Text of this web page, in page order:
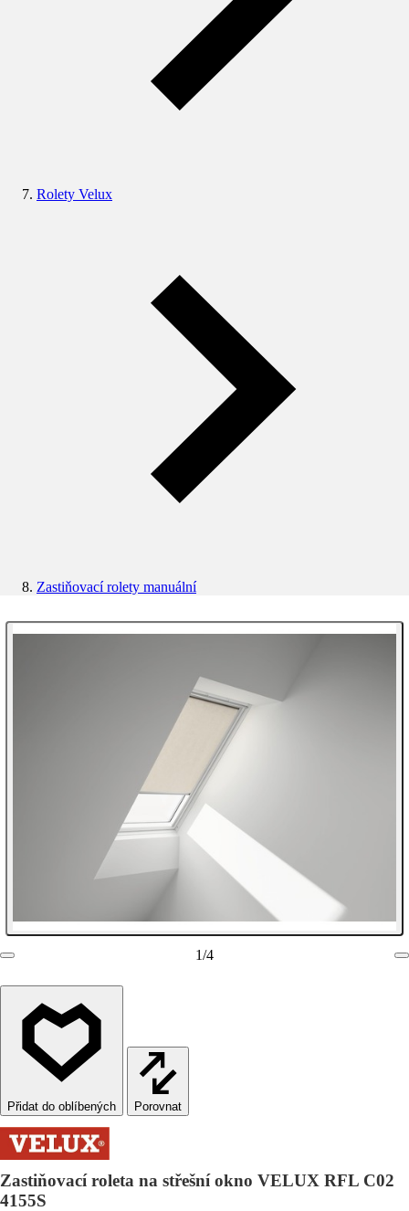
Rolety Velux
Zastiňovací rolety manuální
1/4
Porovnat
Zastiňovací roleta na střešní okno VELUX RFL C02
4155S